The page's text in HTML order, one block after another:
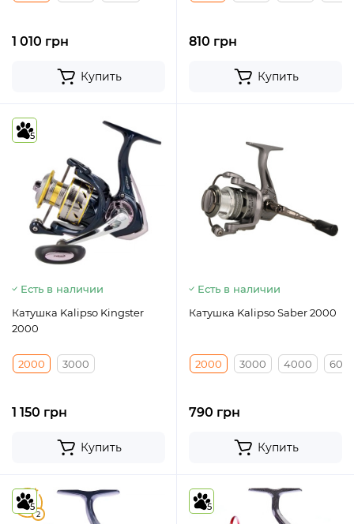
1 010 грн
Купить
810 грн
Купить
5
Есть в наличии
Катушка Kalipso Kingster
2000
2000 3000
1 150 грн
Купить
Есть в наличии
Катушка Kalipso Saber 2000
2000 3000 4000
790 грн
Купить
5
2
5 5